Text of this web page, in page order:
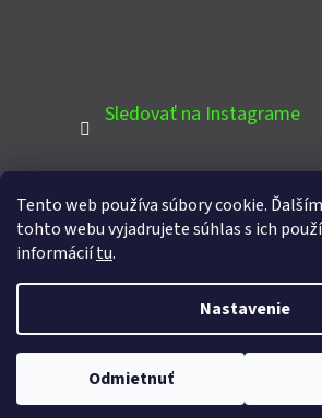
Tento web používa súbory cookie.
tohto webu vyjadrujete súhlas s ich
informáciítu.
Nastavenie
Odmietnuť
Sledovať na Instagrame
PINTEREST
Copyright 2026Domcek-
vyhradené.